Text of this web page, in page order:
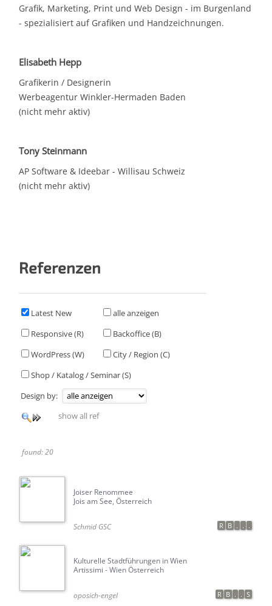
Grafik, Marketing, Print und Web Design - im Burgenland
- spezialisiert auf Grafiken und Handzeichnungen.
Elisabeth Hepp
Grafikerin / Designerin
Werbeagentur Winkler-Hermaden Baden
(nicht mehr aktiv)
Tony Steinmann
AP Software & Ideebar - Willisau Schweiz
(nicht mehr aktiv)
Referenzen
Latest New
alle anzeigen
Responsive (R)
Backoffice (B)
WordPress (W)
City / Region (C)
Shop / Katalog / Seminar (S)
Design by:
show all ref
found:20
Joiser Renommee
Jois am See, Österreich
Schmid GSC R B . . .
Kulturelle Stadtführungen in Wien
Artissimi - Wien Österreich
oposich-engel R B . . S